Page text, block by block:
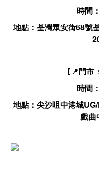
時間
地點：荃灣眾安街68號
【📍門市
時間
地點：尖沙咀中港城
戲曲